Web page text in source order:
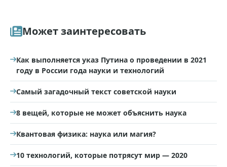
Может заинтересовать
Как выполняется указ Путина о проведении в 2021
году в России года науки и технологий
Самый загадочный текст советской науки
8 вещей, которые не может объяснить наука
Квантовая физика: наука или магия?
10 технологий, которые потрясут мир — 2020